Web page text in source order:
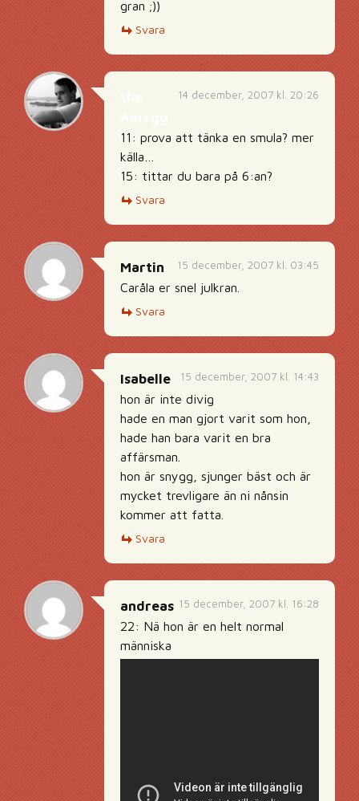
gran ;))
Svara
14 december, 2007 kl. 20:26
11: prova att tänka en smula? mer
källa…
15: tittar du bara på 6:an?
Svara
15 december, 2007 kl. 03:45
Martin
Caråla er snel julkran.
Svara
15 december, 2007 kl. 14:43
Isabelle
hon är inte divig
hade en man gjort varit som hon,
hade han bara varit en bra
affärsman.
hon är snygg, sjunger bäst och är
mycket trevligare än ni nånsin
kommer att fatta.
Svara
15 december, 2007 kl. 16:28
andreas
22: Nä hon är en helt normal
människa